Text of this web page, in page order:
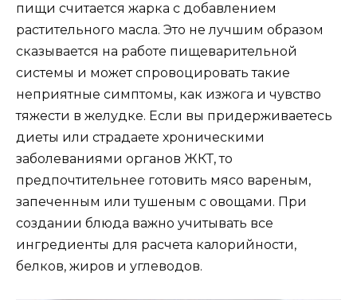
пищи считается жарка с добавлением
растительного масла. Это не лучшим образом
сказывается на работе пищеварительной
системы и может спровоцировать такие
неприятные симптомы, как изжога и чувство
тяжести в желудке. Если вы придерживаетесь
диеты или страдаете хроническими
заболеваниями органов ЖКТ, то
предпочтительнее готовить мясо вареным,
запеченным или тушеным с овощами. При
создании блюда важно учитывать все
ингредиенты для расчета калорийности,
белков, жиров и углеводов.